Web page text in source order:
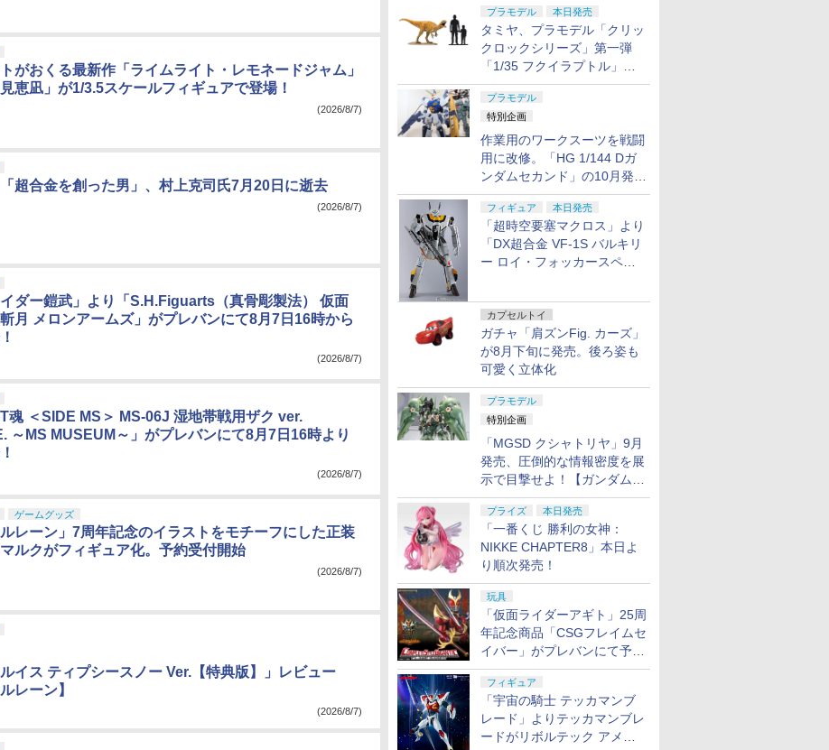
プラモデル 本日発売
タミヤ、プラモデル「クリッ
クロックシリーズ」第一弾
「1/35 フクイラプトル」本
日発売！
プラモデル
特別企画
作業用のワークスーツを戦闘
用に改修。「HG 1/144 Dガ
ンダムセカンド」の10月発送
分が予約受付中【ガンダムベ
ース撮り下ろし】
フィギュア 本日発売
「超時空要塞マクロス」より
「DX超合金 VF-1S バルキリ
ー ロイ・フォッカースペシ
カプセルトイ
ガチャ「肩ズンFig. カーズ」
が8月下旬に発売。後ろ姿も
可愛く立体化
プラモデル
特別企画
「MGSD クシャトリヤ」9月
発売、圧倒的な情報密度を展
示で目撃せよ！【ガンダムベ
ース撮り下ろし】
プライズ 本日発売
「一番くじ 勝利の女神：
NIKKE CHAPTER8」本日よ
り順次発売！
玩具
「仮面ライダーアギト」25周
年記念商品「CSGフレイムセ
イバー」がプレバンにて予約
開始
フィギュア
「宇宙の騎士 テッカマンブ
レード」よりテッカマンブレ
ードがリボルテック アメイ
がおくる最新作「ライムライト・レモネードジャム」
恵凪」が1/3.5スケールフィギュアで登場！
(2026/8/7)
「超合金を創った男」、村上克司氏7月20日に逝去
(2026/8/7)
イダー鎧武」より「S.H.Figuarts（真骨彫製法） 仮面
月 メロンアームズ」がプレバンにて8月7日16時から
(2026/8/7)
魂 ＜SIDE MS＞ MS-06J 湿地帯戦用ザク ver.
～MS MUSEUM～」がプレバンにて8月7日16時より
(2026/8/7)
ゲームグッズ
ルレーン」7周年記念のイラストをモチーフにした正装
ルクがフィギュア化。予約受付開始
(2026/8/7)
ルイス ティプシースノー Ver.【特典版】」レビュー
レーン】
(2026/8/7)